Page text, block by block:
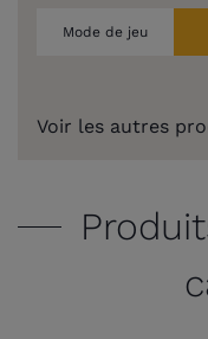
Mode de jeu
Voir les autres